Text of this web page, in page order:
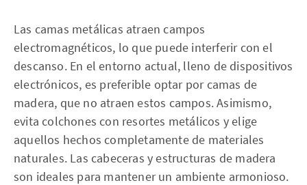
Las camas metálicas atraen campos
electromagnéticos, lo que puede interferir con el
descanso. En el entorno actual, lleno de dispositivos
electrónicos, es preferible optar por camas de
madera, que no atraen estos campos. Asimismo,
evita colchones con resortes metálicos y elige
aquellos hechos completamente de materiales
naturales. Las cabeceras y estructuras de madera
son ideales para mantener un ambiente armonioso.